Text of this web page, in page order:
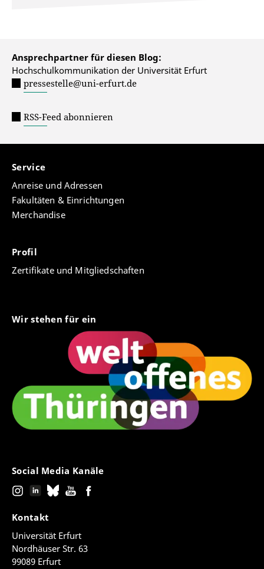
Ansprechpartner für diesen Blog:
Hochschulkommunikation der Universität Erfurt
pressestelle@uni-erfurt.de
RSS-Feed abonnieren
Service
Anreise und Adressen
Fakultäten & Einrichtungen
Merchandise
Profil
Zertifikate und Mitgliedschaften
Wir stehen für ein
Social Media Kanäle
Kontakt
Universität Erfurt
Nordhäuser Str. 63
99089 Erfurt